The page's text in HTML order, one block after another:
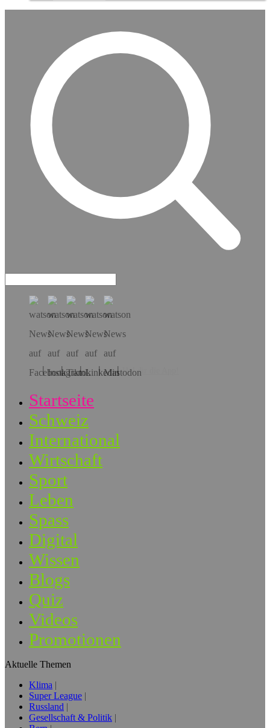
Hol dir die App!
Startseite
Schweiz
International
Wirtschaft
Sport
Leben
Spass
Digital
Wissen
Blogs
Quiz
Videos
Promotionen
Aktuelle Themen
Klima
Super League
Russland
Gesellschaft & Politik